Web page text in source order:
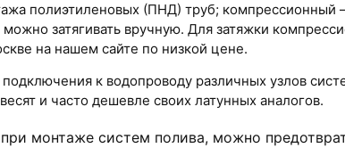
полиэтиленовых (ПНД) труб; компрессионный
затягивать вручную. Для затяжки
на нашем сайте по низкой цене.
к водопроводу различных узлов
и часто дешевле своих латунных аналогов.
монтаже систем полива, можно